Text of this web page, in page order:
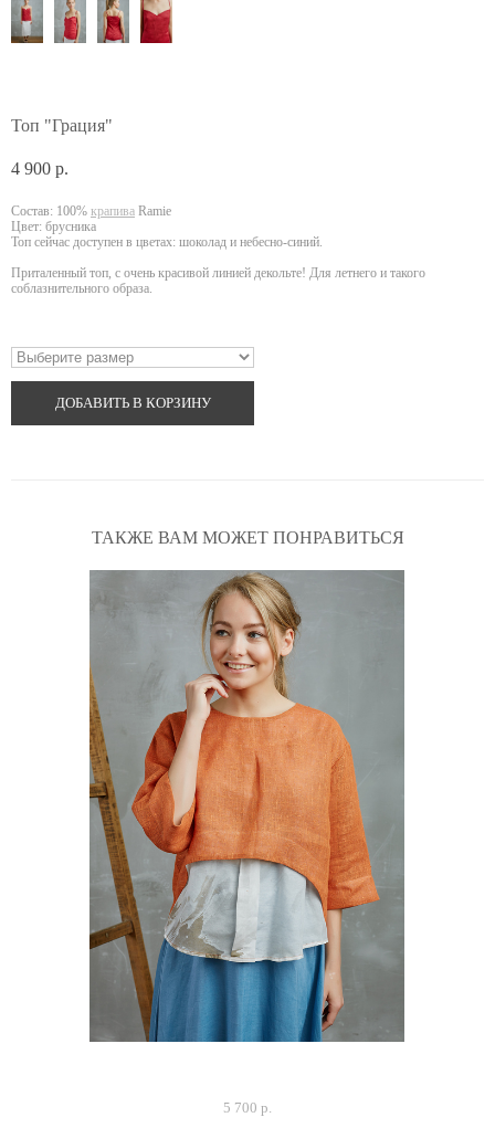
Корзина(0)
Топ "Грация"
4 900 p.
Состав: 100% крапива Ramie
Цвет: брусника
Топ сейчас доступен в цветах: шоколад и небесно-синий.
Приталенный топ, с очень красивой линией декольте! Для летнего и такого
соблазнительного образа.
ДОБАВИТЬ В КОРЗИНУ
ТАКЖЕ ВАМ МОЖЕТ ПОНРАВИТЬСЯ
5 700 p.